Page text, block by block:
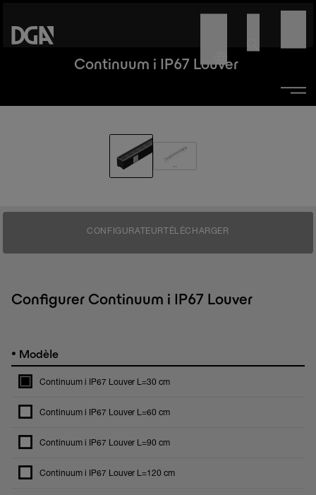
Continuum i IP67 Louver
CONFIGURATEURTÉLÉCHARGER
Configurer Continuum i IP67 Louver
• Modèle
Continuum i IP67 Louver L=30 cm
Continuum i IP67 Louver L=60 cm
Continuum i IP67 Louver L=90 cm
Continuum i IP67 Louver L=120 cm